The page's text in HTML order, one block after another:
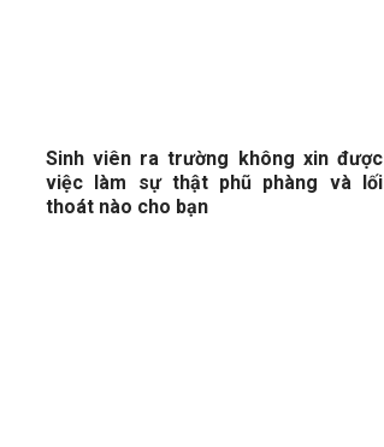
Sinh viên ra trường không xin được
việc làm sự thật phũ phàng và lối
thoát nào cho bạn